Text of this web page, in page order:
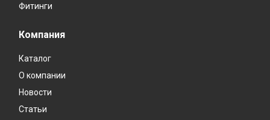
Фитинги
Компания
Каталог
О компании
Новости
Статьи